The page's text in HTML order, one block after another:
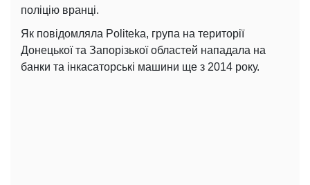
поліцію вранці.
Як повідомляла Politeka, група на території
Донецької та Запорізької областей нападала на
банки та інкасаторські машини ще з 2014 року.